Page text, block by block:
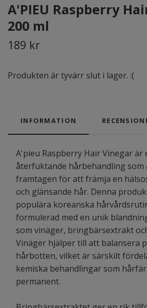
A'PIEU Raspberry
200 ml
189 kr
Produkten är tyvärr slut i lager. :(
INFORMATION
A'pieu Raspberry Hair Vinegar är
återfuktande hårbehandling som
framtagen för att främja en
och glänsande hår. Denna
populära koreanska
formulerad med en unik
som vinäger, bringbärsextrakt
Vinäger hjälper till att balansera
hårbotten, vilket är särskilt
kemiska behandlingar som
permanent.